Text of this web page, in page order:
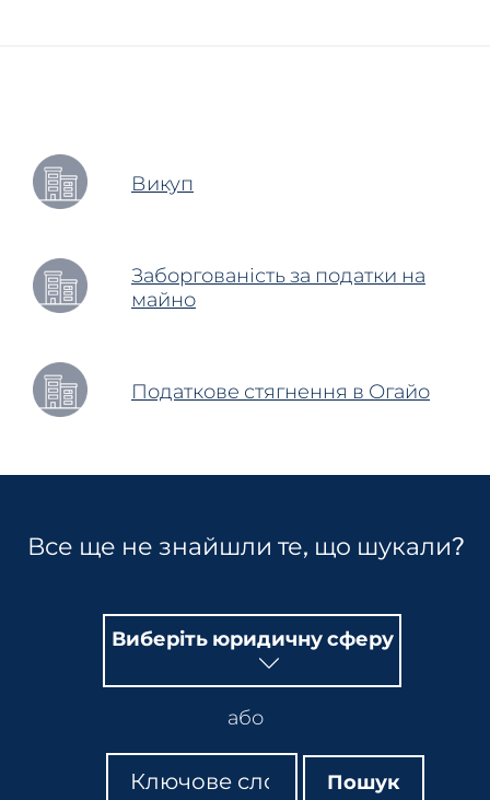
Викуп
Заборгованість за податки на
майно
Податкове стягнення в Огайо
Все ще не знайшли те, що шукали?
Виберіть юридичну сферу
або
Пошук
Пошук Пошук